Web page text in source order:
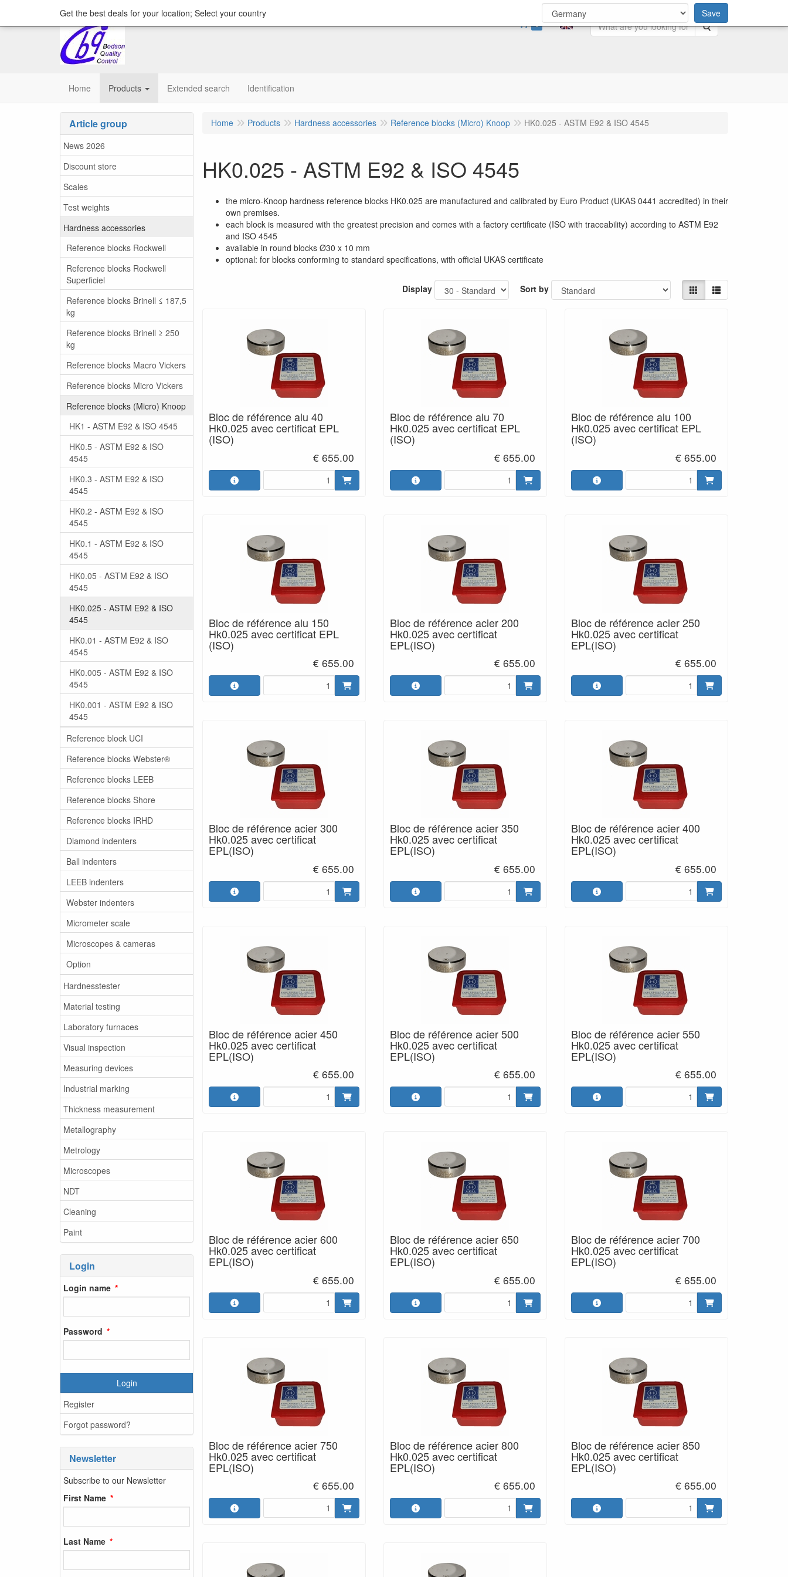
0 Search
Home Products Extended search Identification
Article group
News 2026
Discount store
Scales
Test weights
Hardness accessories
Reference blocks Rockwell
Reference blocks Rockwell
Superficiel
Reference blocks Brinell ≤ 187,5
kg
Reference blocks Brinell ≥ 250
kg
Reference blocks Macro Vickers
Reference blocks Micro Vickers
Reference blocks (Micro) Knoop
HK1 - ASTM E92 & ISO 4545
HK0.5 - ASTM E92 & ISO
4545
HK0.3 - ASTM E92 & ISO
4545
HK0.2 - ASTM E92 & ISO
4545
HK0.1 - ASTM E92 & ISO
4545
HK0.05 - ASTM E92 & ISO
4545
HK0.025 - ASTM E92 & ISO
4545
HK0.01 - ASTM E92 & ISO
4545
HK0.005 - ASTM E92 & ISO
4545
HK0.001 - ASTM E92 & ISO
4545
Reference block UCI
Reference blocks Webster®
Reference blocks LEEB
Reference blocks Shore
Reference blocks IRHD
Diamond indenters
Ball indenters
LEEB indenters
Webster indenters
Micrometer scale
Microscopes & cameras
Option
Hardnesstester
Material testing
Laboratory furnaces
Visual inspection
Measuring devices
Industrial marking
Thickness measurement
Metallography
Metrology
Microscopes
NDT
Cleaning
Paint
Login
Login name
Password
Login
Register
Forgot password?
Newsletter
Subscribe to our Newsletter
First Name
Last Name
Home Products Hardness accessories Reference blocks (Micro) Knoop HK0.025 - ASTM E92 & ISO 4545
HK0.025 - ASTM E92 & ISO 4545
the micro-Knoop hardness reference blocks HK0.025 are manufactured and calibrated by Euro Product (UKAS 0441 accredited) in their
own premises.
each block is measured with the greatest precision and comes with a factory certificate (ISO with traceability) according to ASTM E92
and ISO 4545
available in round blocks Ø30 x 10 mm
optional: for blocks conforming to standard specifications, with official UKAS certificate
Display Sort by
Bloc de référence alu 40
Hk0.025 avec certificat EPL
(ISO)
€ 655.00
Bloc de référence alu 70
Hk0.025 avec certificat EPL
(ISO)
€ 655.00
Bloc de référence alu 100
Hk0.025 avec certificat EPL
(ISO)
€ 655.00
Bloc de référence alu 150
Hk0.025 avec certificat EPL
(ISO)
€ 655.00
Bloc de référence acier 200
Hk0.025 avec certificat
EPL(ISO)
€ 655.00
Bloc de référence acier 250
Hk0.025 avec certificat
EPL(ISO)
€ 655.00
Bloc de référence acier 300
Hk0.025 avec certificat
EPL(ISO)
€ 655.00
Bloc de référence acier 350
Hk0.025 avec certificat
EPL(ISO)
€ 655.00
Bloc de référence acier 400
Hk0.025 avec certificat
EPL(ISO)
€ 655.00
Bloc de référence acier 450
Hk0.025 avec certificat
EPL(ISO)
€ 655.00
Bloc de référence acier 500
Hk0.025 avec certificat
EPL(ISO)
€ 655.00
Bloc de référence acier 550
Hk0.025 avec certificat
EPL(ISO)
€ 655.00
Bloc de référence acier 600
Hk0.025 avec certificat
EPL(ISO)
€ 655.00
Bloc de référence acier 650
Hk0.025 avec certificat
EPL(ISO)
€ 655.00
Bloc de référence acier 700
Hk0.025 avec certificat
EPL(ISO)
€ 655.00
Bloc de référence acier 750
Hk0.025 avec certificat
EPL(ISO)
€ 655.00
Bloc de référence acier 800
Hk0.025 avec certificat
EPL(ISO)
€ 655.00
Bloc de référence acier 850
Hk0.025 avec certificat
EPL(ISO)
€ 655.00
Get the best deals for your location; Select your country Save